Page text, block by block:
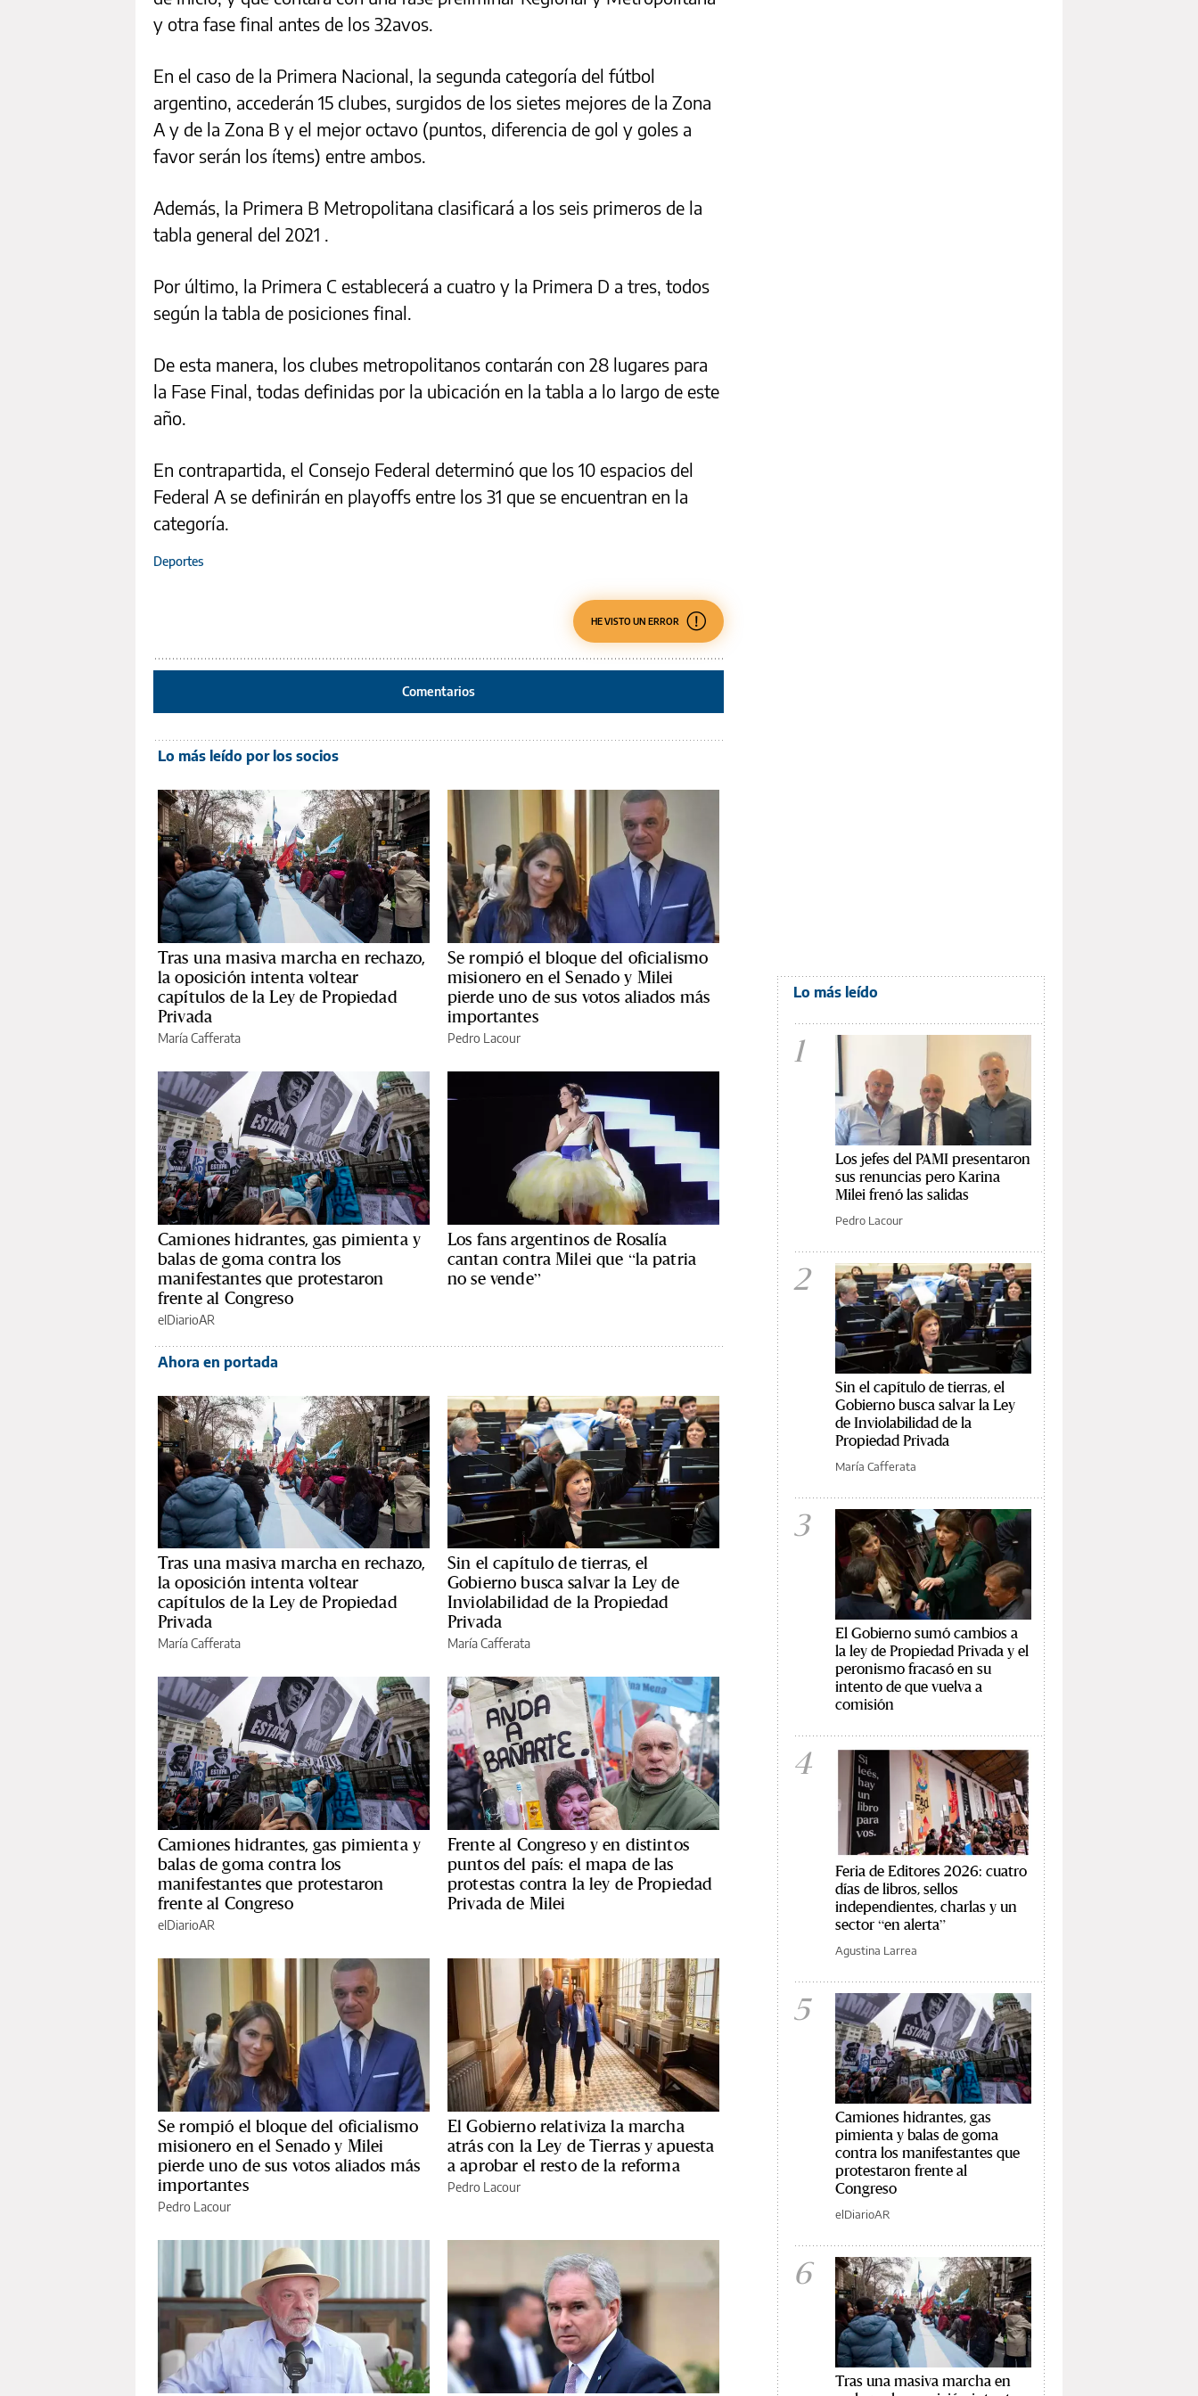
y otra fase final antes de los 32avos.
En el caso de la Primera Nacional, la segunda categoría del fútbol
argentino, accederán 15 clubes, surgidos de los sietes mejores de la Zona
A y de la Zona B y el mejor octavo (puntos, diferencia de gol y goles a
favor serán los ítems) entre ambos.
Además, la Primera B Metropolitana clasificará a los seis primeros de la
tabla general del 2021 .
Por último, la Primera C establecerá a cuatro y la Primera D a tres, todos
según la tabla de posiciones final.
De esta manera, los clubes metropolitanos contarán con 28 lugares para
la Fase Final, todas definidas por la ubicación en la tabla a lo largo de este
año.
En contrapartida, el Consejo Federal determinó que los 10 espacios del
Federal A se definirán en playoffs entre los 31 que se encuentran en la
categoría.
Deportes
HE VISTO UN ERROR
Comentarios
Lo más leído por los socios
Tras una masiva marcha en rechazo,
la oposición intenta voltear
capítulos de la Ley de Propiedad
Privada
María Cafferata
Se rompió el bloque del oficialismo
misionero en el Senado y Milei
pierde uno de sus votos aliados más
importantes
Pedro Lacour
Camiones hidrantes, gas pimienta y
balas de goma contra los
manifestantes que protestaron
frente al Congreso
elDiarioAR
Los fans argentinos de Rosalía
cantan contra Milei que “la patria
no se vende”
Ahora en portada
Tras una masiva marcha en rechazo,
la oposición intenta voltear
capítulos de la Ley de Propiedad
Privada
María Cafferata
Sin el capítulo de tierras, el
Gobierno busca salvar la Ley de
Inviolabilidad de la Propiedad
Privada
María Cafferata
Camiones hidrantes, gas pimienta y
balas de goma contra los
manifestantes que protestaron
frente al Congreso
elDiarioAR
Frente al Congreso y en distintos
puntos del país: el mapa de las
protestas contra la ley de Propiedad
Privada de Milei
Se rompió el bloque del oficialismo
misionero en el Senado y Milei
pierde uno de sus votos aliados más
importantes
Pedro Lacour
El Gobierno relativiza la marcha
atrás con la Ley de Tierras y apuesta
a aprobar el resto de la reforma
Pedro Lacour
Lo más leído
1
Los jefes del PAMI presentaron
sus renuncias pero Karina
Milei frenó las salidas
Pedro Lacour
2
Sin el capítulo de tierras, el
Gobierno busca salvar la Ley
de Inviolabilidad de la
Propiedad Privada
María Cafferata
3
El Gobierno sumó cambios a
la ley de Propiedad Privada y el
peronismo fracasó en su
intento de que vuelva a
comisión
4
Feria de Editores 2026: cuatro
días de libros, sellos
independientes, charlas y un
sector “en alerta”
Agustina Larrea
5
Camiones hidrantes, gas
pimienta y balas de goma
contra los manifestantes que
protestaron frente al
Congreso
elDiarioAR
6
Tras una masiva marcha en